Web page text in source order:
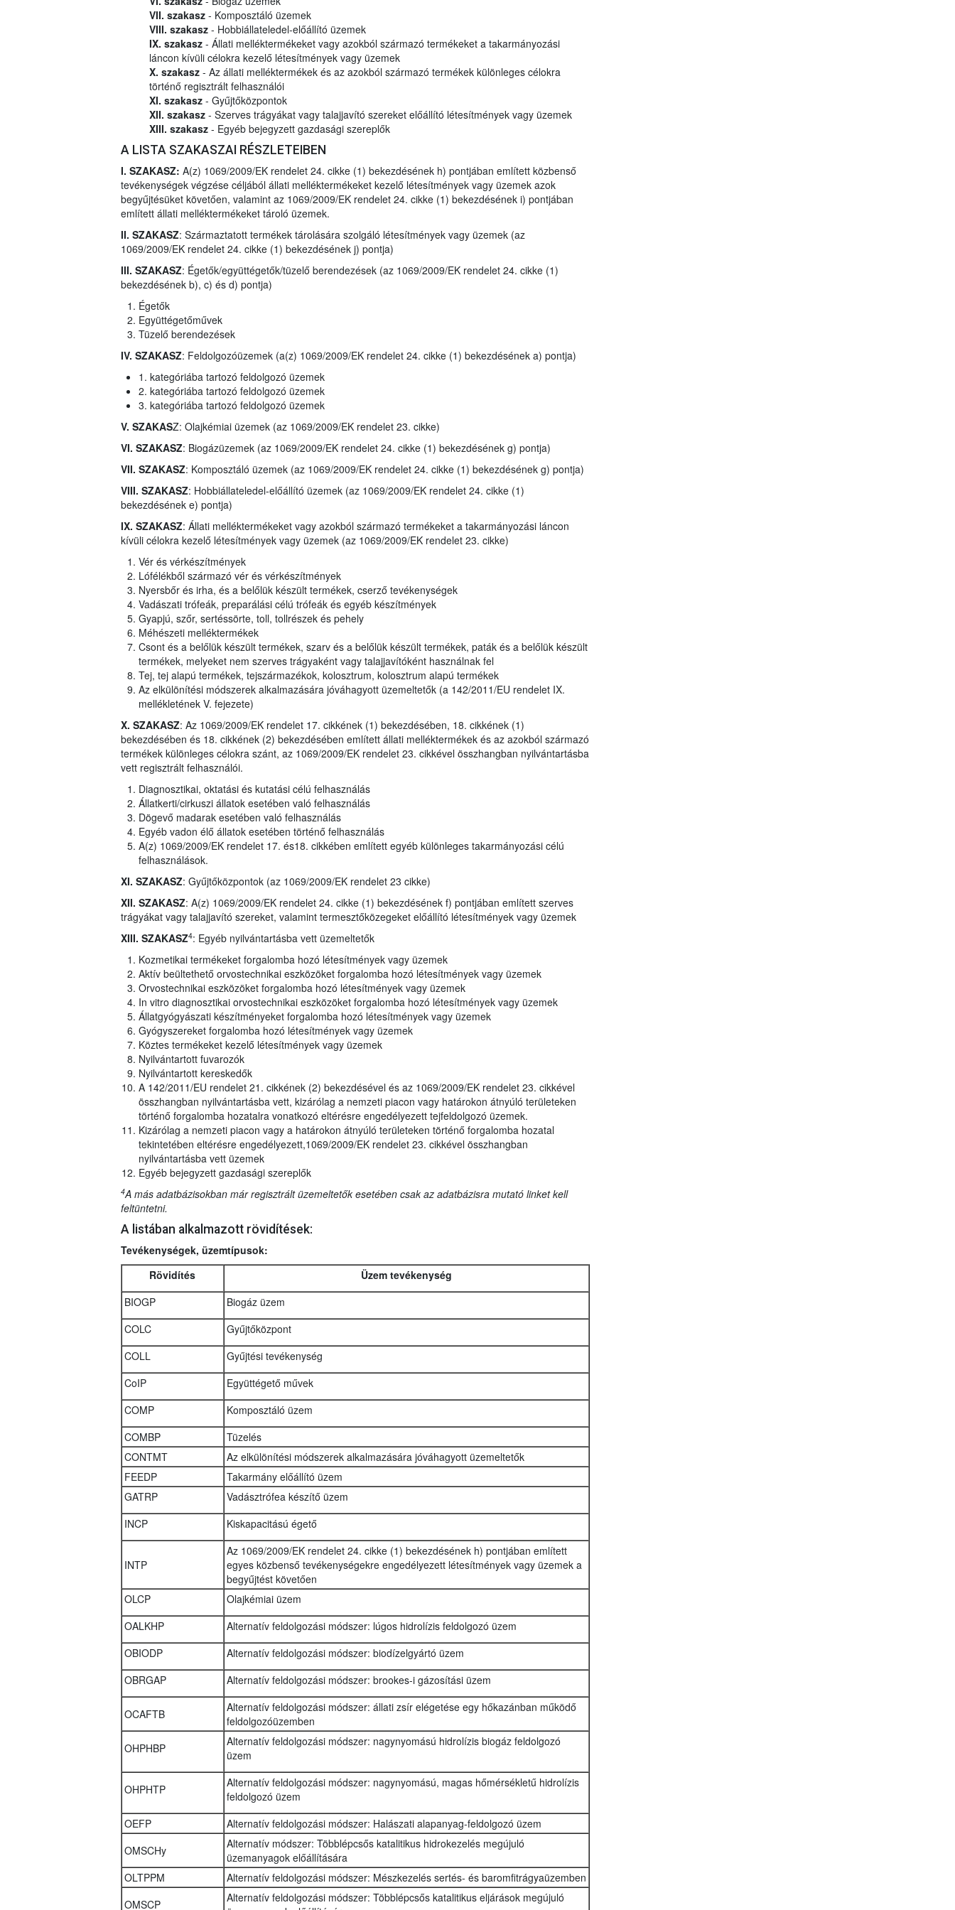
VII. szakasz- Komposztáló üzemek
VIII. szakasz- Hobbiállateledel-előállító üzemek
IX. szakasz- Állati melléktermékeket vagy azokból származó termékeket a takarmányozási
láncon kívüli célokra kezelő létesítmények vagy üzemek
X. szakasz- Az állati melléktermékek és az azokból származó termékek különleges célokra
történő regisztrált felhasználói
XI. szakasz- Gyűjtőközpontok
XII. szakasz- Szerves trágyákat vagy talajjavító szereket előállító létesítmények vagy üzemek
XIII. szakasz- Egyéb bejegyzett gazdasági szereplők
A LISTA SZAKASZAI RÉSZLETEIBEN
I. SZAKASZ: A(z) 1069/2009/EK rendelet 24. cikke (1) bekezdésének h) pontjában említett közbenső
tevékenységek végzése céljából állati melléktermékeket kezelő létesítmények vagy üzemek azok
begyűjtésüket követően, valamint az 1069/2009/EK rendelet 24. cikke (1) bekezdésének i) pontjában
említett állati melléktermékeket tároló üzemek.
II. SZAKASZ: Származtatott termékek tárolására szolgáló létesítmények vagy üzemek (az
1069/2009/EK rendelet 24. cikke (1) bekezdésének j) pontja)
III. SZAKASZ: Égetők/együttégetők/tüzelő berendezések (az 1069/2009/EK rendelet 24. cikke (1)
bekezdésének b), c) és d) pontja)
Égetők
Együttégetőművek
Tüzelő berendezések
IV. SZAKASZ: Feldolgozóüzemek (a(z) 1069/2009/EK rendelet 24. cikke (1) bekezdésének a) pontja)
1. kategóriába tartozó feldolgozó üzemek
2. kategóriába tartozó feldolgozó üzemek
3. kategóriába tartozó feldolgozó üzemek
V. SZAKASZ: Olajkémiai üzemek (az 1069/2009/EK rendelet 23. cikke)
VI. SZAKASZ: Biogázüzemek (az 1069/2009/EK rendelet 24. cikke (1) bekezdésének g) pontja)
VII. SZAKASZ: Komposztáló üzemek (az 1069/2009/EK rendelet 24. cikke (1) bekezdésének g) pontja)
VIII. SZAKASZ: Hobbiállateledel-előállító üzemek (az 1069/2009/EK rendelet 24. cikke (1)
bekezdésének e) pontja)
IX. SZAKASZ: Állati melléktermékeket vagy azokból származó termékeket a takarmányozási láncon
kívüli célokra kezelő létesítmények vagy üzemek (az 1069/2009/EK rendelet 23. cikke)
Vér és vérkészítmények
Lófélékből származó vér és vérkészítmények
Nyersbőr és irha, és a belőlük készült termékek, cserző tevékenységek
Vadászati trófeák, preparálási célú trófeák és egyéb készítmények
Gyapjú, szőr, sertéssörte, toll, tollrészek és pehely
Méhészeti melléktermékek
Csont és a belőlük készült termékek, szarv és a belőlük készült termékek, paták és a belőlük készült
termékek, melyeket nem szerves trágyaként vagy talajjavítóként használnak fel
Tej, tej alapú termékek, tejszármazékok, kolosztrum, kolosztrum alapú termékek
Az elkülönítési módszerek alkalmazására jóváhagyott üzemeltetők (a 142/2011/EU rendelet IX.
mellékletének V. fejezete)
X. SZAKASZ: Az 1069/2009/EK rendelet 17. cikkének (1) bekezdésében, 18. cikkének (1)
bekezdésében és 18. cikkének (2) bekezdésében említett állati melléktermékek és az azokból származó
termékek különleges célokra szánt, az 1069/2009/EK rendelet 23. cikkével összhangban nyilvántartásba
vett regisztrált felhasználói.
Diagnosztikai, oktatási és kutatási célú felhasználás
Állatkerti/cirkuszi állatok esetében való felhasználás
Dögevő madarak esetében való felhasználás
Egyéb vadon élő állatok esetében történő felhasználás
A(z) 1069/2009/EK rendelet 17. és18. cikkében említett egyéb különleges takarmányozási célú
felhasználások.
XI. SZAKASZ: Gyűjtőközpontok (az 1069/2009/EK rendelet 23 cikke)
XII. SZAKASZ: A(z) 1069/2009/EK rendelet 24. cikke (1) bekezdésének f) pontjában említett szerves
trágyákat vagy talajjavító szereket, valamint termesztőközegeket előállító létesítmények vagy üzemek
XIII. SZAKASZ4: Egyéb nyilvántartásba vett üzemeltetők
Kozmetikai termékeket forgalomba hozó létesítmények vagy üzemek
Aktív beültethető orvostechnikai eszközöket forgalomba hozó létesítmények vagy üzemek
Orvostechnikai eszközöket forgalomba hozó létesítmények vagy üzemek
In vitro diagnosztikai orvostechnikai eszközöket forgalomba hozó létesítmények vagy üzemek
Állatgyógyászati készítményeket forgalomba hozó létesítmények vagy üzemek
Gyógyszereket forgalomba hozó létesítmények vagy üzemek
Köztes termékeket kezelő létesítmények vagy üzemek
Nyilvántartott fuvarozók
Nyilvántartott kereskedők
A 142/2011/EU rendelet 21. cikkének (2) bekezdésével és az 1069/2009/EK rendelet 23. cikkével
összhangban nyilvántartásba vett, kizárólag a nemzeti piacon vagy határokon átnyúló területeken
történő forgalomba hozatalra vonatkozó eltérésre engedélyezett tejfeldolgozó üzemek.
Kizárólag a nemzeti piacon vagy a határokon átnyúló területeken történő forgalomba hozatal
tekintetében eltérésre engedélyezett,1069/2009/EK rendelet 23. cikkével összhangban
nyilvántartásba vett üzemek
Egyéb bejegyzett gazdasági szereplők
4A más adatbázisokban már regisztrált üzemeltetők esetében csak az adatbázisra mutató linket kell
feltüntetni.
A listában alkalmazott rövidítések:
Tevékenységek, üzemtípusok:
Rövidítés
Üzem tevékenység
BIOGP
Biogáz üzem
COLC
Gyűjtőközpont
COLL
Gyűjtési tevékenység
CoIP
Együttégető művek
COMP
Komposztáló üzem
COMBP
Tüzelés
CONTMT
Az elkülönítési módszerek alkalmazására jóváhagyott üzemeltetők
FEEDP
Takarmány előállító üzem
GATRP
Vadásztrófea készítő üzem
INCP
Kiskapacitású égető
INTP
Az 1069/2009/EK rendelet 24. cikke (1) bekezdésének h) pontjában említett
egyes közbenső tevékenységekre engedélyezett létesítmények vagy üzemek a
begyűjtést követően
OLCP
Olajkémiai üzem
OALKHP
Alternatív feldolgozási módszer: lúgos hidrolízis feldolgozó üzem
OBIODP
Alternatív feldolgozási módszer: biodízelgyártó üzem
OBRGAP
Alternatív feldolgozási módszer: brookes-i gázosítási üzem
OCAFTB
Alternatív feldolgozási módszer: állati zsír elégetése egy hőkazánban működő
feldolgozóüzemben
OHPHBP
Alternatív feldolgozási módszer: nagynyomású hidrolízis biogáz feldolgozó
üzem
OHPHTP
Alternatív feldolgozási módszer: nagynyomású, magas hőmérsékletű hidrolízis
feldolgozó üzem
OEFP
Alternatív feldolgozási módszer: Halászati alapanyag-feldolgozó üzem
OMSCHy
Alternatív módszer: Többlépcsős katalitikus hidrokezelés megújuló
üzemanyagok előállítására
OLTPPM
Alternatív feldolgozási módszer: Mészkezelés sertés- és baromfitrágyaüzemben
OMSCP
Alternatív feldolgozási módszer: Többlépcsős katalitikus eljárások megújuló